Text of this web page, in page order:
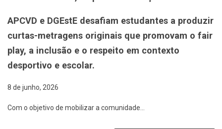
APCVD e DGEstE desafiam estudantes a produzir
curtas-metragens originais que promovam o fair
play, a inclusão e o respeito em contexto
desportivo e escolar.
8 de junho, 2026
Com o objetivo de mobilizar a comunidade…